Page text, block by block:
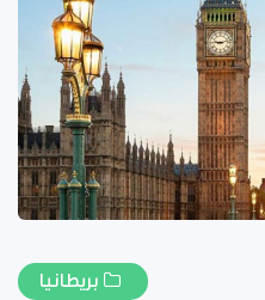
بريطانيا